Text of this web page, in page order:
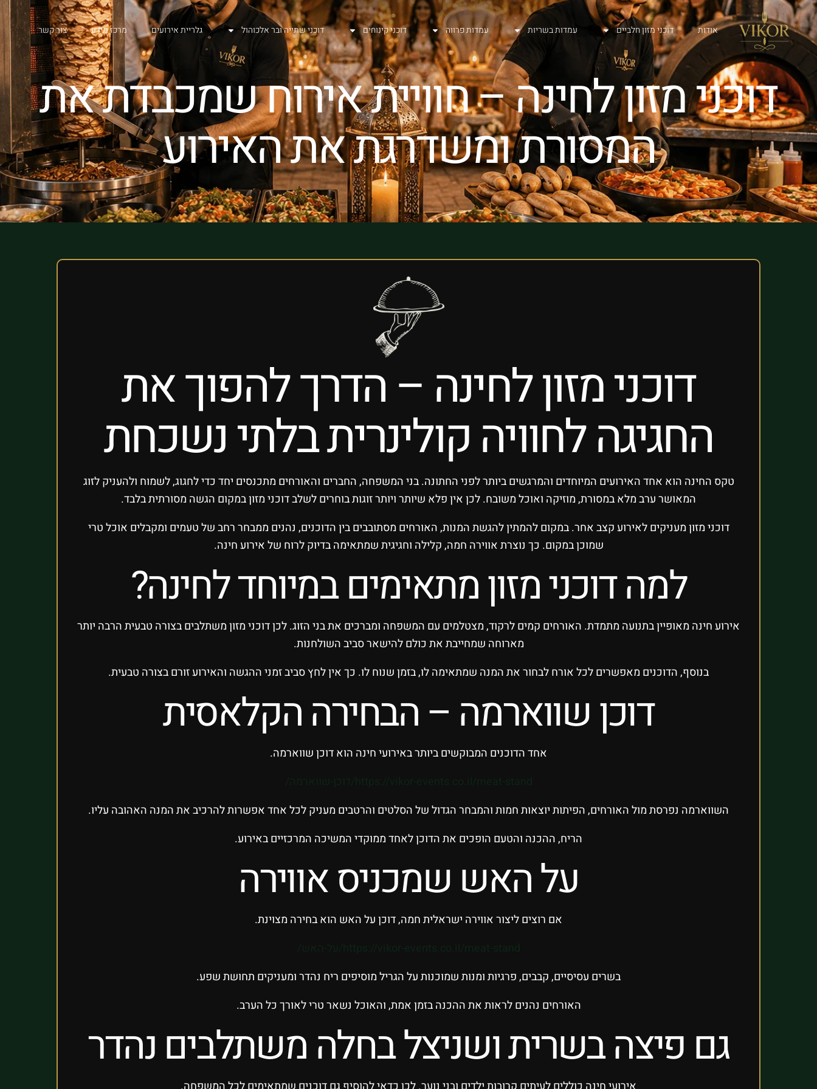
אודות דוכני מזון חלביים עמדות בשריות עמדות פרווה דוכני קינוחים דוכני שתייה ובר אלכוהול גלריית אירועים מרכז מידע צור קשר
דוכני מזון לחינה – חוויית אירוח שמכבדת את
המסורת ומשדרגת את האירוע
דוכני מזון לחינה – הדרך להפוך את
החגיגה לחוויה קולינרית בלתי נשכחת
טקס החינה הוא אחד האירועים המיוחדים והמרגשים ביותר לפני החתונה. בני המשפחה, החברים והאורחים מתכנסים יחד כדי לחגוג, לשמוח ולהעניק לזוג
המאושר ערב מלא במסורת, מוזיקה ואוכל משובח. לכן אין פלא שיותר ויותר זוגות בוחרים לשלב דוכני מזון במקום הגשה מסורתית בלבד.
דוכני מזון מעניקים לאירוע קצב אחר. במקום להמתין להגשת המנות, האורחים מסתובבים בין הדוכנים, נהנים ממבחר רחב של טעמים ומקבלים אוכל טרי
שמוכן במקום. כך נוצרת אווירה חמה, קלילה וחגיגית שמתאימה בדיוק לרוח של אירוע חינה.
למה דוכני מזון מתאימים במיוחד לחינה?
אירוע חינה מאופיין בתנועה מתמדת. האורחים קמים לרקוד, מצטלמים עם המשפחה ומברכים את בני הזוג. לכן דוכני מזון משתלבים בצורה טבעית הרבה יותר
מארוחה שמחייבת את כולם להישאר סביב השולחנות.
בנוסף, הדוכנים מאפשרים לכל אורח לבחור את המנה שמתאימה לו, בזמן שנוח לו. כך אין לחץ סביב זמני ההגשה והאירוע זורם בצורה טבעית.
דוכן שווארמה – הבחירה הקלאסית
אחד הדוכנים המבוקשים ביותר באירועי חינה הוא דוכן שווארמה.
השווארמה נפרסת מול האורחים, הפיתות יוצאות חמות והמבחר הגדול של הסלטים והרטבים מעניק לכל אחד אפשרות להרכיב את המנה האהובה עליו.
הריח, ההכנה והטעם הופכים את הדוכן לאחד ממוקדי המשיכה המרכזיים באירוע.
על האש שמכניס אווירה
אם רוצים ליצור אווירה ישראלית חמה, דוכן על האש הוא בחירה מצוינת.
בשרים עסיסיים, קבבים, פרגיות ומנות שמוכנות על הגריל מוסיפים ריח נהדר ומעניקים תחושת שפע.
האורחים נהנים לראות את ההכנה בזמן אמת, והאוכל נשאר טרי לאורך כל הערב.
גם פיצה בשרית ושניצל בחלה משתלבים נהדר